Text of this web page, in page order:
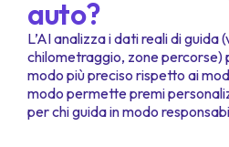
auto?
L’AI analizza i dati reali di
chilometraggio, zone percorse)
modo più preciso rispetto ai
modo permette premi
per chi guida in modo